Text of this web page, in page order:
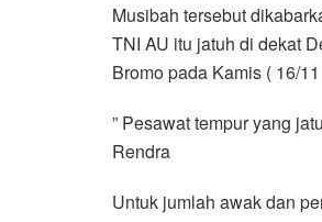
Musibah tersebut
TNI AU itu jatuh di dekat
Bromo pada Kamis ( 16/
” Pesawat tempur yang
Rendra
Untuk jumlah awak dan